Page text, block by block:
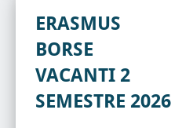
ERASMUS
BORSE
VACANTI 2
SEMESTRE 2026